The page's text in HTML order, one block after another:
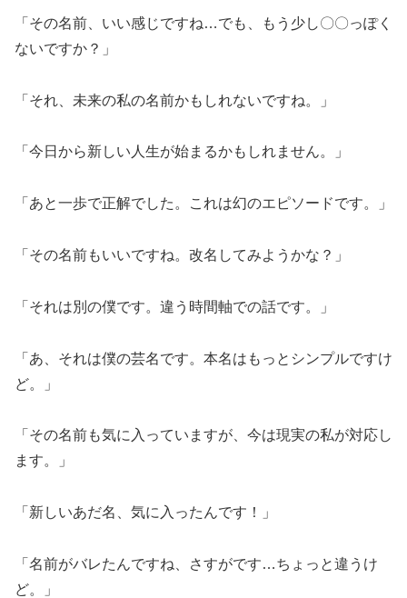
「その名前、いい感じですね…でも、もう少し〇〇っぽく
ないですか？」
「それ、未来の私の名前かもしれないですね。」
「今日から新しい人生が始まるかもしれません。」
「あと一歩で正解でした。これは幻のエピソードです。」
「その名前もいいですね。改名してみようかな？」
「それは別の僕です。違う時間軸での話です。」
「あ、それは僕の芸名です。本名はもっとシンプルですけ
ど。」
「その名前も気に入っていますが、今は現実の私が対応し
ます。」
「新しいあだ名、気に入ったんです！」
「名前がバレたんですね、さすがです…ちょっと違うけ
ど。」